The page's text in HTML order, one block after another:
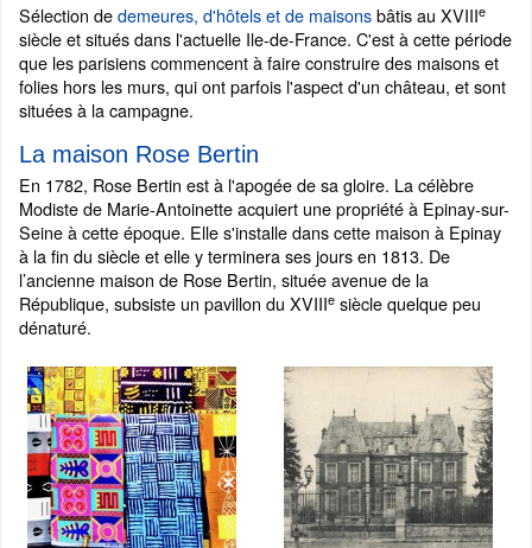
Sélection dedemeures, d'hôtels et de maisonsbâtis au XVIIIe
siècle et situés dans l'actuelle Ile-de-France. C'est à cette période
que les parisiens commencent à faire construire des maisons et
folies hors les murs, qui ont parfois l'aspect d'un château, et sont
situées à la campagne.
La maison Rose Bertin
En 1782, Rose Bertin est à l'apogée de sa gloire. La célèbre
Modiste de Marie-Antoinette acquiert une propriété à Epinay-sur-
Seine à cette époque. Elle s'installe dans cette maison à Epinay
à la fin du siècle et elle y terminera ses jours en 1813. De
l’ancienne maison de Rose Bertin, située avenue de la
République, subsiste un pavillon du XVIIIe siècle quelque peu
dénaturé.